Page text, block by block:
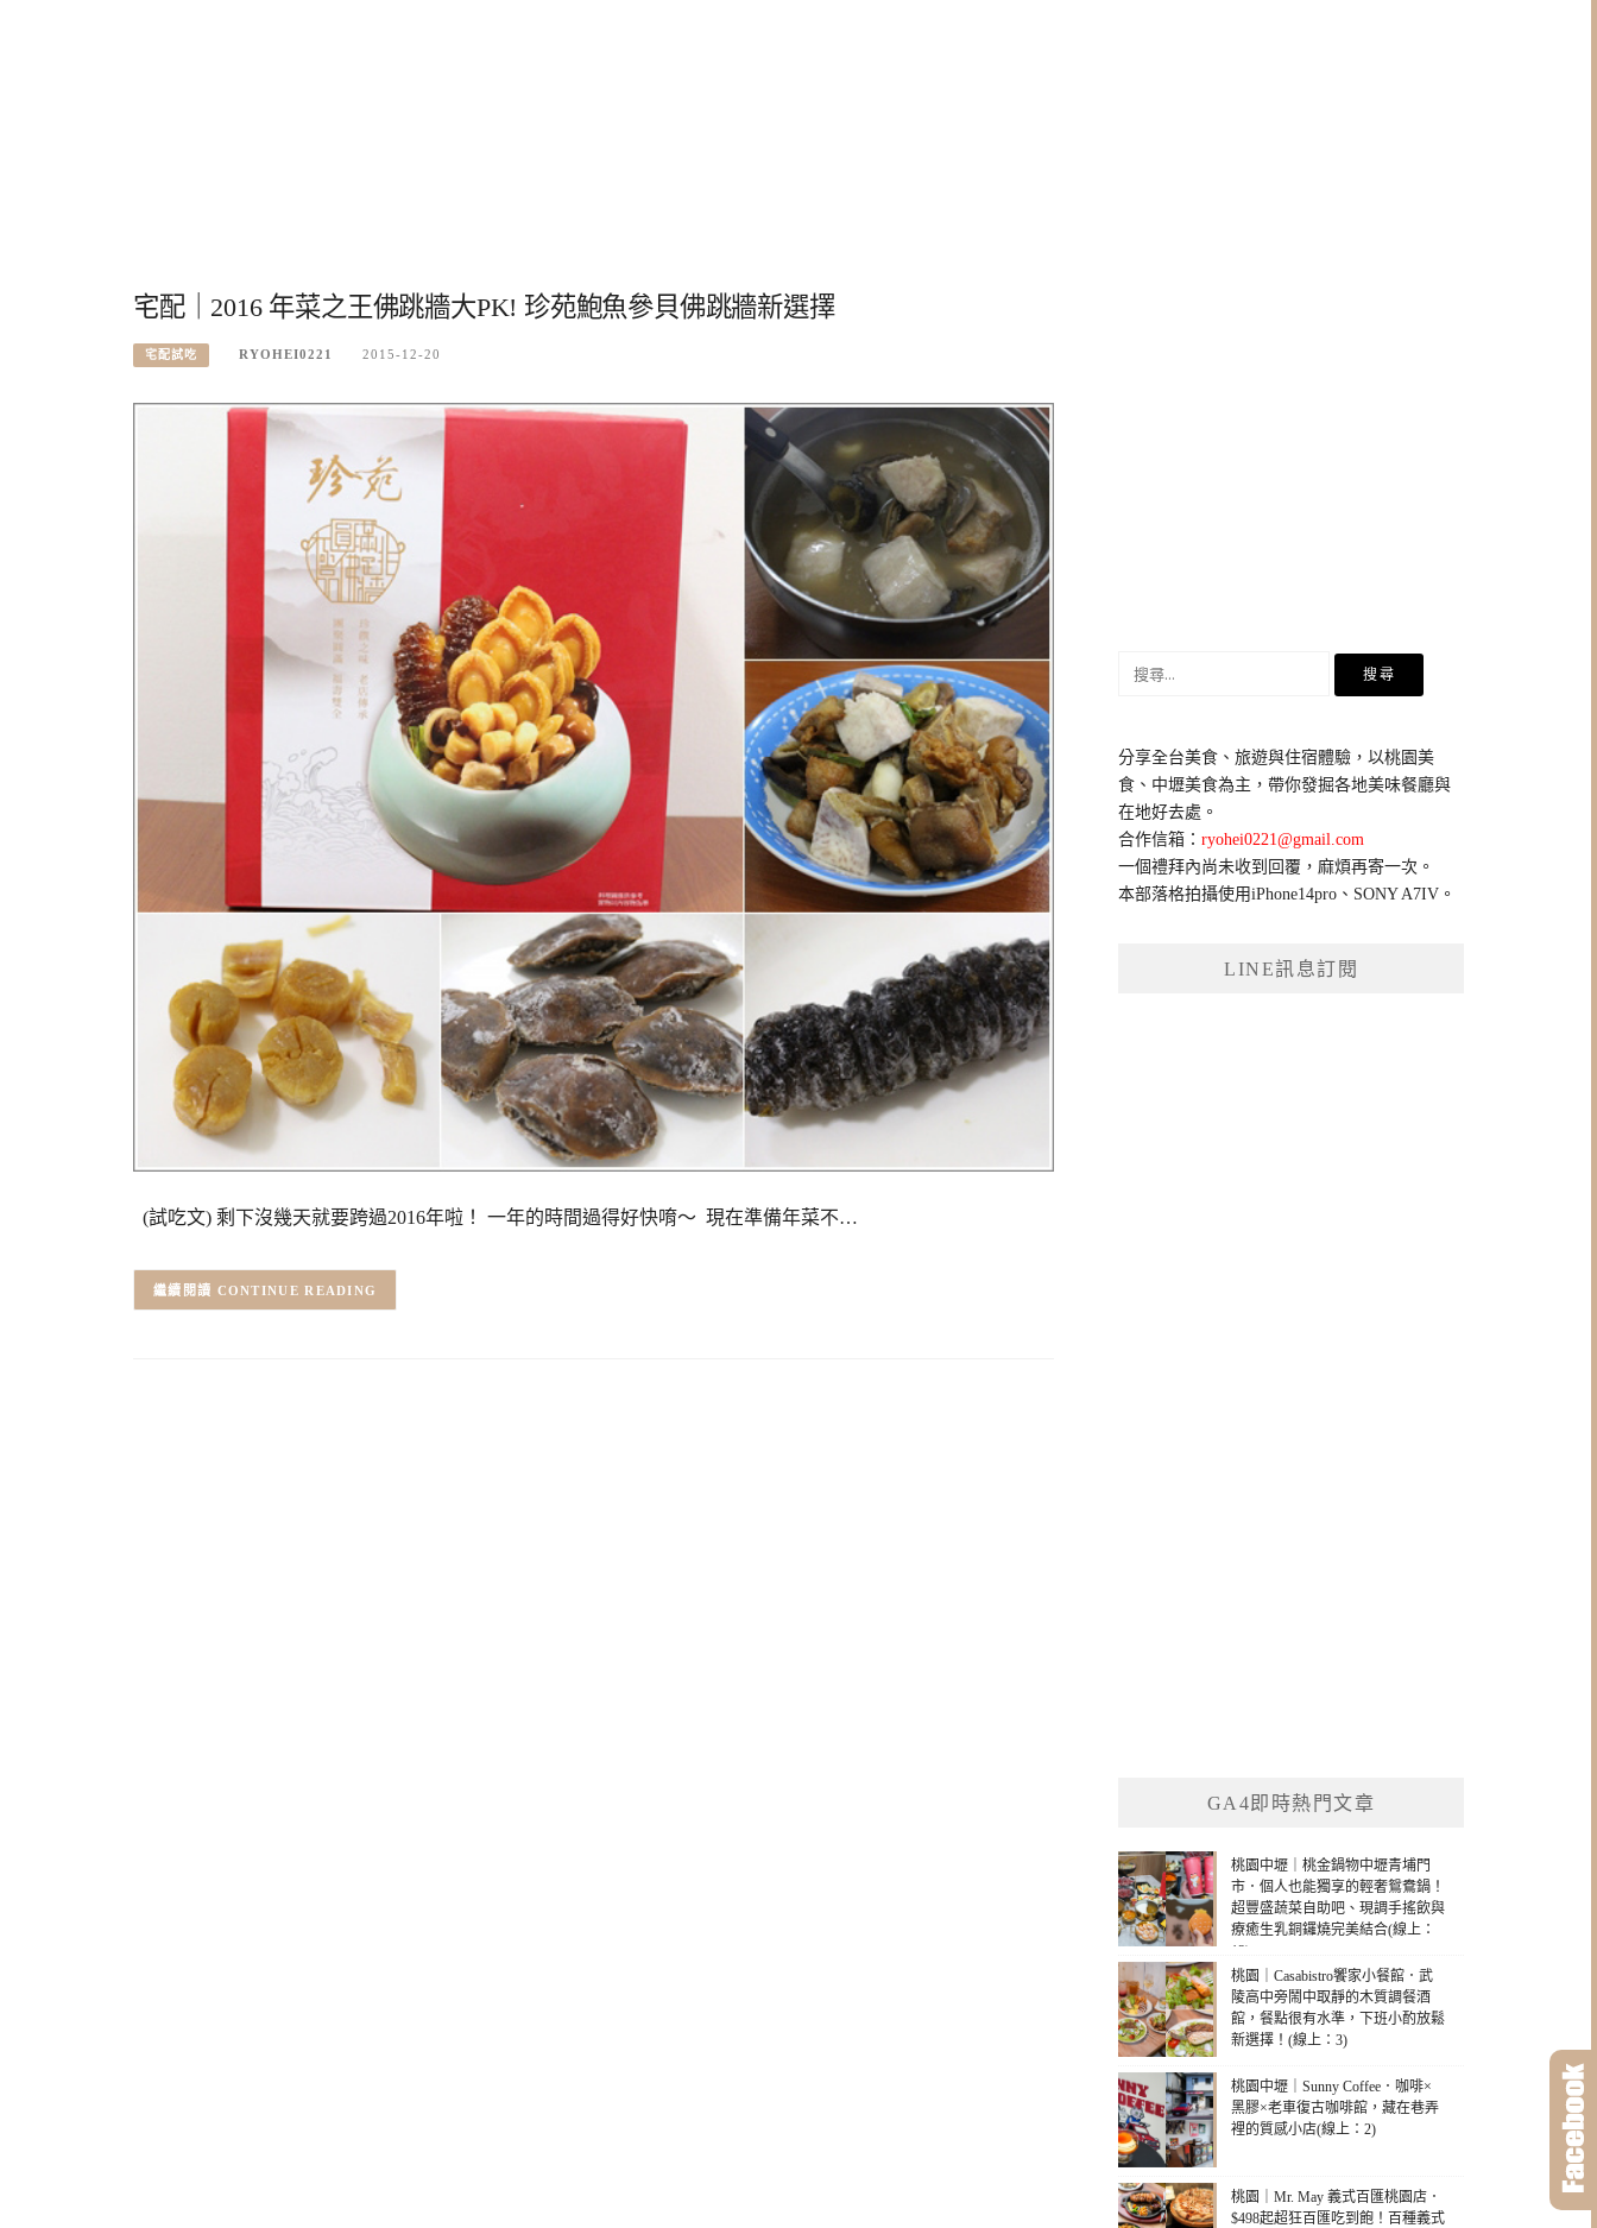
宅配｜2016 年菜之王佛跳牆大PK! 珍苑鮑魚參貝佛跳牆新選擇
宅配試吃 RYOHEI0221 2015-12-20
(試吃文) 剩下沒幾天就要跨過2016年啦！ 一年的時間過得好快唷～ 現在準備年菜不…
CONTINUE READING
鍵
字:
分享全台美食、旅遊與住宿體驗，以桃園美
食、中壢美食為主，帶你發掘各地美味餐廳與
在地好去處。
合作信箱：ryohei0221@gmail.com
一個禮拜內尚未收到回覆，麻煩再寄一次。
本部落格拍攝使用iPhone14pro、SONY A7IV。
LINE訊息訂閱
GA4即時熱門文章
桃園中壢｜桃金鍋物中壢青埔門
市．個人也能獨享的輕奢鴛鴦鍋！
超豐盛蔬菜自助吧、現調手搖飲與
療癒生乳銅鑼燒完美結合(線上：
13)
桃園｜Casabistro饗家小餐館．武
陵高中旁鬧中取靜的木質調餐酒
館，餐點很有水準，下班小酌放鬆
新選擇！(線上：3)
桃園中壢｜Sunny Coffee．咖啡×
黑膠×老車復古咖啡館，藏在巷弄
裡的質感小店(線上：2)
桃園｜Mr. May 義式百匯桃園店．
$498起超狂百匯吃到飽！百種義式